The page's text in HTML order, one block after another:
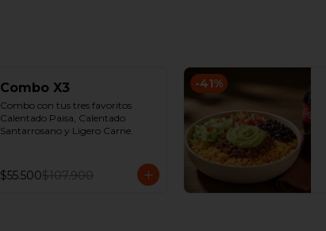
Combo X3
Combo con tus tres favoritos
Calentado Paisa, Calentado
Santarrosano y Ligero Carne.
$55.500$107.900
-41%